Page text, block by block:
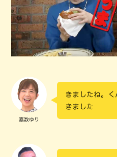
嘉数ゆり
きましたね。
きました